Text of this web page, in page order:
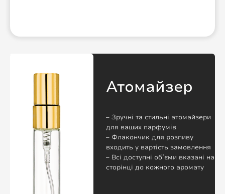
Атомайзер
– Зручні та стильні атомайзери
для ваших парфумів
– Флакончик для розпиву
входить у вартість замовлення
– Всі доступні обʼєми вказані на
сторінці до кожного аромату